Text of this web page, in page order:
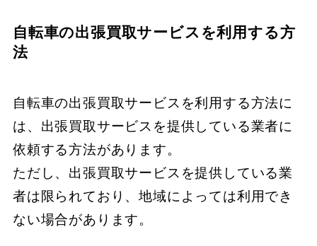
自転車の出張買取サービスを利用する方
法
自転車の出張買取サービスを利用する方法に
は、​​​​出張買取サービスを提供している業者に
依頼する方法があります。
​​​​ただし、​​​​出張買取サービスを提供している業
者は限られており、​​​​地域によっては利用でき
ない場合があります。​